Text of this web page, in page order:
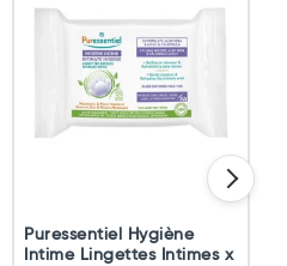
Puressentiel Hygiène
Intime Lingettes Intimes x